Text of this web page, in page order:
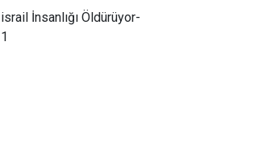
israil İnsanlığı Öldürüyor-
1